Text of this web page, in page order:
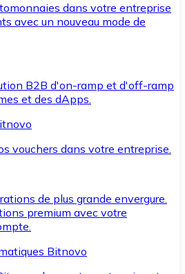
dans votre entreprise
avec un nouveau mode de
B2B d'on-ramp et d'off-ramp
et des dApps.
vouchers dans votre entreprise.
de plus grande envergure.
premium avec votre
Bitnovo